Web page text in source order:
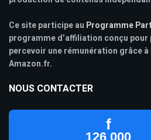
Ce site participe au Programme
programme d’affiliation conçu
percevoir une rémunération grâce
Amazon.fr.
NOUS CONTACTER
f
126 000